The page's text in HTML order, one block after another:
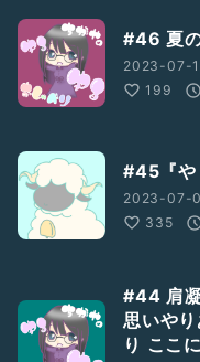
#46 夏
2023-07-
199
#45『や
2023-07-
335
#44 肩
思いや
り ここ